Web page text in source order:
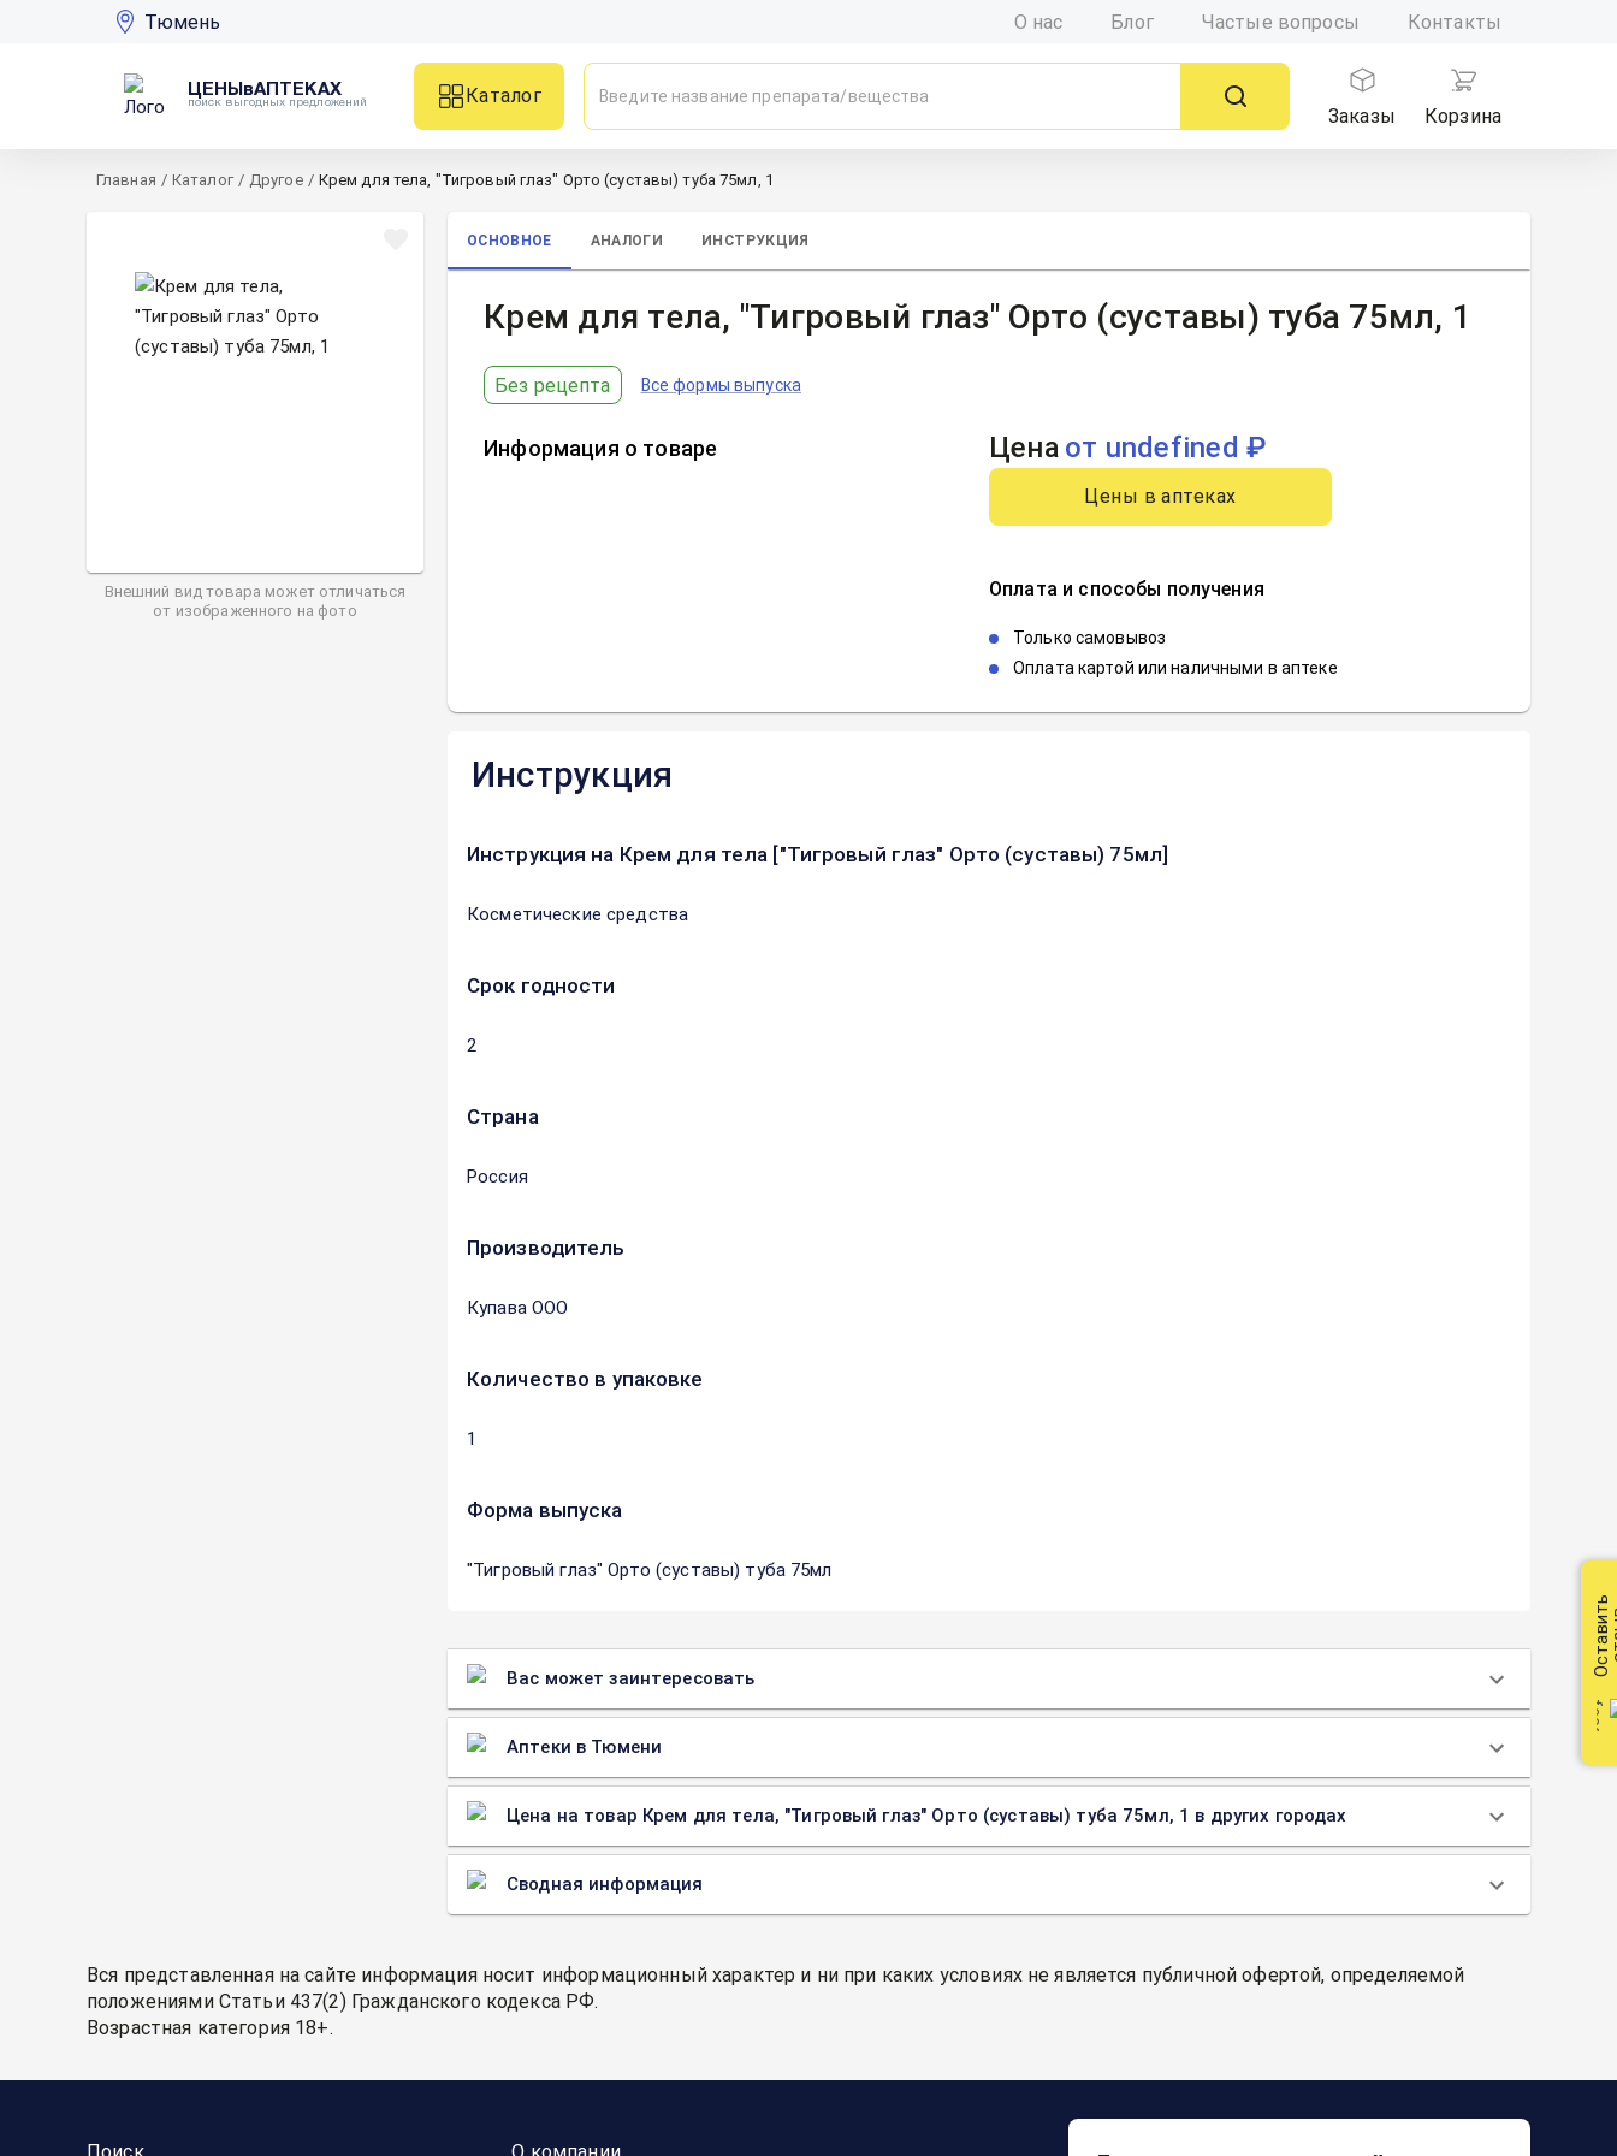
Тюмень О нас Блог Частые вопросы Контакты
ЦЕНЫвАПТЕКАХ
поиск выгодных предложений
Каталог
Заказы
Корзина
Главная / Каталог / Другое / Крем для тела, "Тигровый глаз" Орто (суставы) туба 75мл, 1
Внешний вид товара может отличаться
от изображенного на фото
ОСНОВНОЕ АНАЛОГИ ИНСТРУКЦИЯ
Крем для тела, "Тигровый глаз" Орто (суставы) туба 75мл, 1
Без рецепта Все формы выпуска
Информация о товаре Цена от undefined ₽
Цены в аптеках
Оплата и способы получения
Только самовывоз
Оплата картой или наличными в аптеке
Инструкция
Инструкция на Крем для тела ["Тигровый глаз" Орто (суставы) 75мл]
Косметические средства
Срок годности
2
Страна
Россия
Производитель
Купава ООО
Количество в упаковке
1
Форма выпуска
"Тигровый глаз" Орто (суставы) туба 75мл
Вас может заинтересовать
Аптеки в Тюмени
Цена на товар Крем для тела, "Тигровый глаз" Орто (суставы) туба 75мл, 1 в других городах
Сводная информация
Вся представленная на сайте информация носит информационный характер и ни при каких условиях не является публичной офертой, определяемой
положениями Статьи 437(2) Гражданского кодекса РФ.
Возрастная категория 18+.
Оставить